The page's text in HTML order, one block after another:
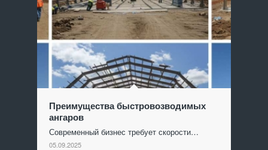
Преимущества быстровозводимых
ангаров
Современный бизнес требует скорости…
05.09.2025